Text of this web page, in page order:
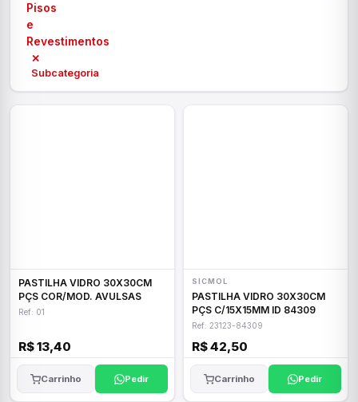
Pisos
e
Revestimentos
✕
Subcategoria
PASTILHA VIDRO 30X30CM
PÇS COR/MOD. AVULSAS
Ref: 01
R$ 13,40
Carrinho Pedir
SICMOL
PASTILHA VIDRO 30X30CM
PÇS C/15X15MM ID 84309
Ref: 23123-84309
R$ 42,50
Carrinho Pedir